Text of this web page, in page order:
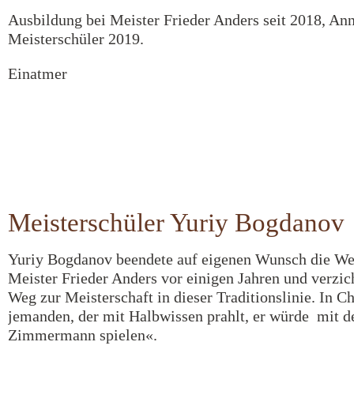
Ausbildung bei Meister Frieder Anders seit 2018,
Meisterschüler 2019.
Einatmer
Meisterschüler Yuriy Bogdanov
Yuriy Bogdanov beendete auf eigenen Wunsch die
Meister Frieder Anders vor einigen Jahren und
Weg zur Meisterschaft in dieser Traditionslinie. In
jemanden, der mit Halbwissen prahlt, er würde mit
Zimmermann spielen«.